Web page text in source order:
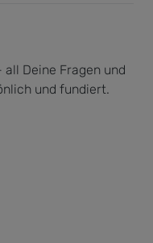
Deine Fragen und
und fundiert.